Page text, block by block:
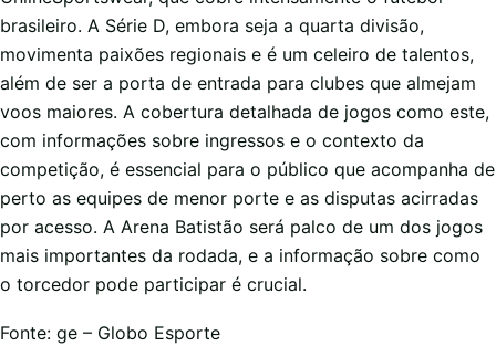
brasileiro. A Série D, embora seja a quarta divisão,
movimenta paixões regionais e é um celeiro de talentos,
além de ser a porta de entrada para clubes que almejam
voos maiores. A cobertura detalhada de jogos como este,
com informações sobre ingressos e o contexto da
competição, é essencial para o público que acompanha de
perto as equipes de menor porte e as disputas acirradas
por acesso. A Arena Batistão será palco de um dos jogos
mais importantes da rodada, e a informação sobre como
o torcedor pode participar é crucial.
Fonte: ge – Globo Esporte